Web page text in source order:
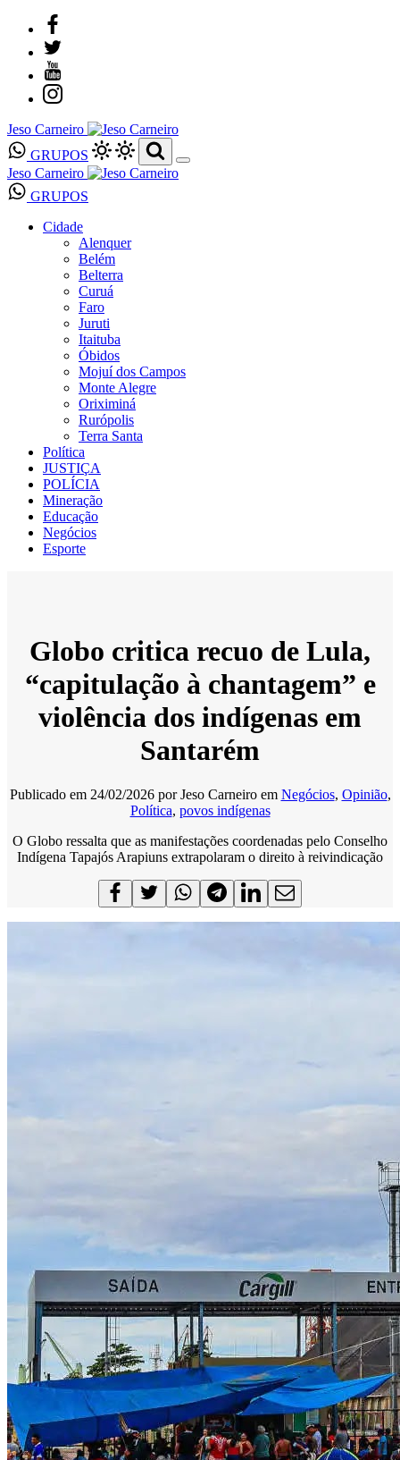
Jeso Carneiro
GRUPOS
Jeso Carneiro
GRUPOS
Cidade
Alenquer
Belém
Belterra
Curuá
Faro
Juruti
Itaituba
Óbidos
Mojuí dos Campos
Monte Alegre
Oriximiná
Rurópolis
Terra Santa
Política
JUSTIÇA
POLÍCIA
Mineração
Educação
Negócios
Esporte
Globo critica recuo de Lula,
“capitulação à chantagem” e
violência dos indígenas em
Santarém
Publicado em 24/02/2026 porJeso Carneiro em Negócios, Opinião,
Política, povos indígenas
O Globo ressalta que as manifestações coordenadas pelo Conselho
Indígena Tapajós Arapiuns extrapolaram o direito à reivindicação